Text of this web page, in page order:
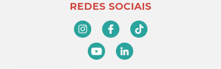
REDES SOCIAIS